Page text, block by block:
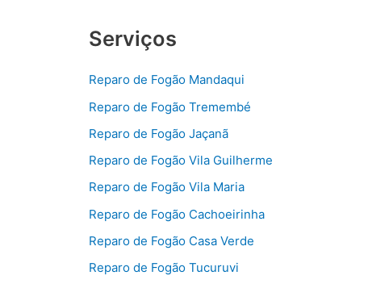
Serviços
Reparo de Fogão Mandaqui
Reparo de Fogão Tremembé
Reparo de Fogão Jaçanã
Reparo de Fogão Vila Guilherme
Reparo de Fogão Vila Maria
Reparo de Fogão Cachoeirinha
Reparo de Fogão Casa Verde
Reparo de Fogão Tucuruvi